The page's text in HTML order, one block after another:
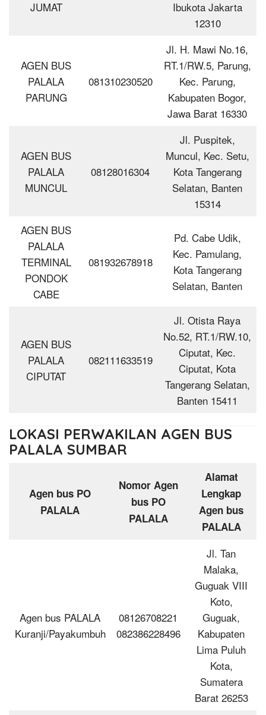
JUMAT
Ibukota Jakarta
12310
AGEN BUS
PALALA
PARUNG
081310230520
Jl. H. Mawi No.16,
RT.1/RW.5, Parung,
Kec. Parung,
Kabupaten Bogor,
Jawa Barat 16330
AGEN BUS
PALALA
MUNCUL
08128016304
Jl. Puspitek,
Muncul, Kec. Setu,
Kota Tangerang
Selatan, Banten
15314
AGEN BUS
PALALA
TERMINAL
PONDOK
CABE
081932678918
Pd. Cabe Udik,
Kec. Pamulang,
Kota Tangerang
Selatan, Banten
AGEN BUS
PALALA
CIPUTAT
082111633519
Jl. Otista Raya
No.52, RT.1/RW.10,
Ciputat, Kec.
Ciputat, Kota
Tangerang Selatan,
Banten 15411
LOKASI PERWAKILAN AGEN BUS
PALALA SUMBAR
Agen bus PO
PALALA
Nomor Agen
bus PO
PALALA
Alamat
Lengkap
Agen bus
PALALA
Agen bus PALALA
Kuranji/Payakumbuh
08126708221
082386228496
Jl. Tan
Malaka,
Guguak VIII
Koto,
Guguak,
Kabupaten
Lima Puluh
Kota,
Sumatera
Barat 26253